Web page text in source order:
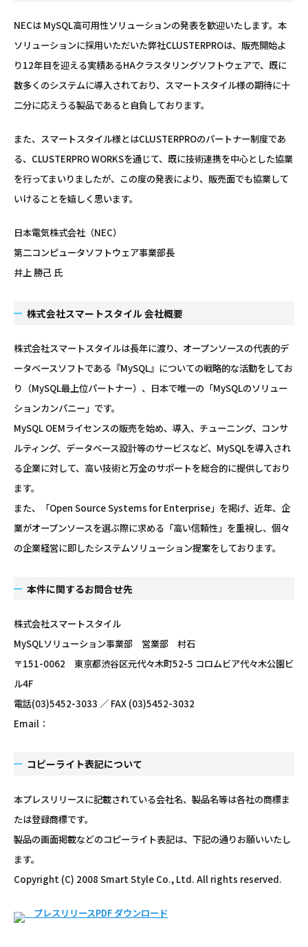
NECは MySQL高可用性ソリューションの発表を歓迎いたします。本
ソリューションに採用いただいた弊社CLUSTERPROは、販売開始よ
り12年目を迎える実績あるHAクラスタリングソフトウェアで、既に
数多くのシステムに導入されており、スマートスタイル様の期待に十
二分に応えうる製品であると自負しております。
また、スマートスタイル様とはCLUSTERPROのパートナー制度であ
る、CLUSTERPRO WORKSを通じて、既に技術連携を中心とした協業
を行ってまいりましたが、この度の発表により、販売面でも協業して
いけることを嬉しく思います。
日本電気株式会社（NEC）
第二コンピュータソフトウェア事業部長
井上 勝己 氏
株式会社スマートスタイル 会社概要
株式会社スマートスタイルは長年に渡り、オープンソースの代表的デ
ータベースソフトである『MySQL』についての戦略的な活動をしてお
り（MySQL最上位パートナー）、日本で唯一の「MySQLのソリュー
ションカンパニー」です。
MySQL OEMライセンスの販売を始め、導入、チューニング、コンサ
ルティング、データベース設計等のサービスなど、MySQLを導入され
る企業に対して、高い技術と万全のサポートを総合的に提供しており
ます。
また、「Open Source Systems for Enterprise」を掲げ、近年、企
業がオープンソースを選ぶ際に求める「高い信頼性」を重視し、個々
の企業経営に即したシステムソリューション提案をしております。
本件に関するお問合せ先
株式会社スマートスタイル
MySQLソリューション事業部 営業部 村石
〒151-0062 東京都渋谷区元代々木町52-5 コロムビア代々木公園ビ
ル4F
電話(03)5452-3033 ／ FAX (03)5452-3032
Email：
コピーライト表記について
本プレスリリースに記載されている会社名、製品名等は各社の商標ま
たは登録商標です。
製品の画面掲載などのコピーライト表記は、下記の通りお願いいたし
ます。
Copyright (C) 2008 Smart Style Co., Ltd. All rights reserved.
プレスリリースPDF ダウンロード